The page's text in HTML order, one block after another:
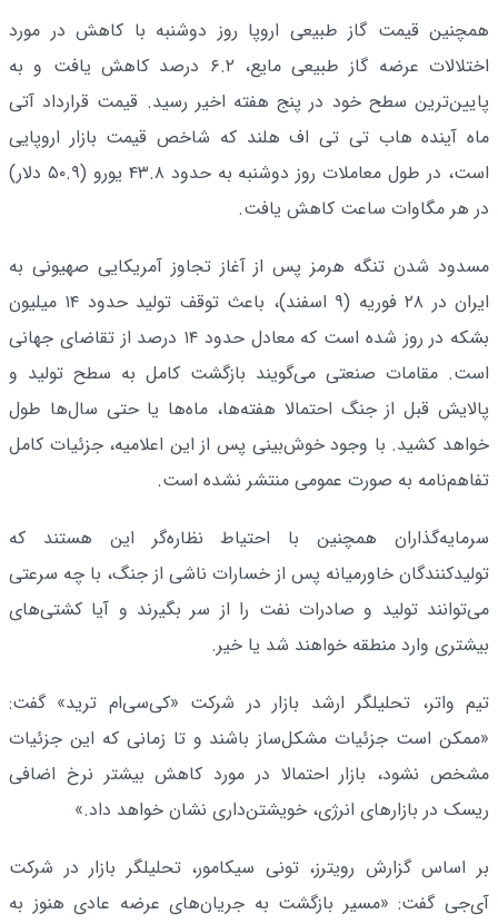
همچنین قیمت گاز طبیعی اروپا روز دوشنبه با کاهش در مورد
اختلالات عرضه گاز طبیعی مایع، ۶.۲ درصد کاهش یافت و به
پایین‌ترین سطح خود در پنج هفته اخیر رسید. قیمت قرارداد آتی
ماه آینده هاب تی تی اف هلند که شاخص قیمت بازار اروپایی
است، در طول معاملات روز دوشنبه به حدود ۴۳.۸ یورو (۵۰.۹ دلار)
در هر مگاوات ساعت کاهش یافت.
مسدود شدن تنگه هرمز پس از آغاز تجاوز آمریکایی صهیونی به
ایران در ۲۸ فوریه (۹ اسفند)، باعث توقف تولید حدود ۱۴ میلیون
بشکه در روز شده است که معادل حدود ۱۴ درصد از تقاضای جهانی
است. مقامات صنعتی می‌گویند بازگشت کامل به سطح تولید و
پالایش قبل از جنگ احتمالا هفته‌ها، ماه‌ها یا حتی سال‌ها طول
خواهد کشید. با وجود خوش‌بینی پس از این اعلامیه، جزئیات کامل
تفاهم‌نامه به صورت عمومی منتشر نشده است.
سرمایه‌گذاران همچنین با احتیاط نظاره‌گر این هستند که
تولیدکنندگان خاورمیانه پس از خسارات ناشی از جنگ، با چه سرعتی
می‌توانند تولید و صادرات نفت را از سر بگیرند و آیا کشتی‌های
بیشتری وارد منطقه خواهند شد یا خیر.
تیم واتر، تحلیلگر ارشد بازار در شرکت «کی‌سی‌ام ترید» گفت:
«ممکن است جزئیات مشکل‌ساز باشند و تا زمانی که این جزئیات
مشخص نشود، بازار احتمالا در مورد کاهش بیشتر نرخ اضافی
ریسک در بازارهای انرژی، خویشتن‌داری نشان خواهد داد.»
بر اساس گزارش رویترز، تونی سیکامور، تحلیلگر بازار در شرکت
آی‌جی گفت: «مسیر بازگشت به جریان‌های عرضه عادی هنوز به